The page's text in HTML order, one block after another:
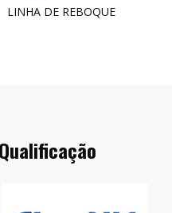
LINHA DE REBOQUE